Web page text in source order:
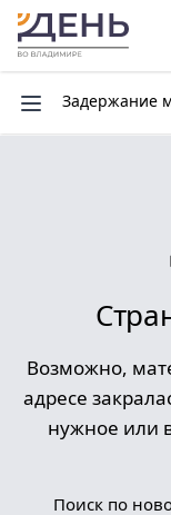
Задержание
Возможно,
адресе
нужное или